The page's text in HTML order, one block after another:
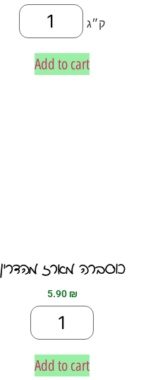
ק״ג
Add to cart
כוסברה מארז מהדרין
5.90₪
Add to cart